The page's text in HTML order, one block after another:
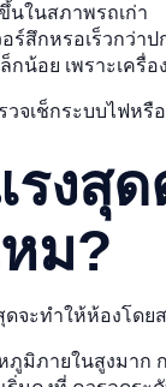
นในสภาพรถเก่า
ร์สึกหรอเร็วกว่าป
กน้อย เพราะเค
จเช็กระบบไฟหรื
รงสุ
ม?
จะทำให้ห้องโดย
มิภายในสูงมาก